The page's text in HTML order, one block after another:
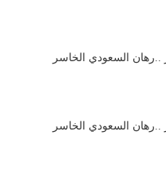
..رهان السعودي الخاسر
..رهان السعودي الخاسر